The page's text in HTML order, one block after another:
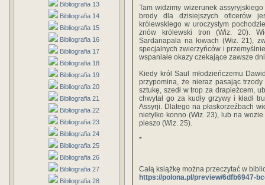
Bibliografia 13
Bibliografia 14
Bibliografia 15
Bibliografia 16
Bibliografia 17
Bibliografia 18
Bibliografia 19
Bibliografia 20
Bibliografia 21
Bibliografia 22
Bibliografia 23
Bibliografia 24
Bibliografia 25
Bibliografia 26
Bibliografia 27
Bibliografia 28
Tam widzimy wizerunek
brody dla dzisiejszych oficerów
królewskiego w uroczystym
znów królewski tron (Wiz. 20).
Sardanapala na łowach (Wiz. 21),
specjalnych zwierzyńców i
wspaniałe okazy czekające zawsze
Kiedy król Saul młodzieńczemu
przypomina, że nieraz pasając
sztukę, szedł w trop za drapieżcem,
chwytał go za kudły grzywy i kładł
Assyrji. Dlatego na płaskorzeźbach
nietylko konno (Wiz. 23), lub na
pieszo (Wiz. 25).
*
Całą książkę można przeczytać w
https://polona.pl/preview/6dfb6947-